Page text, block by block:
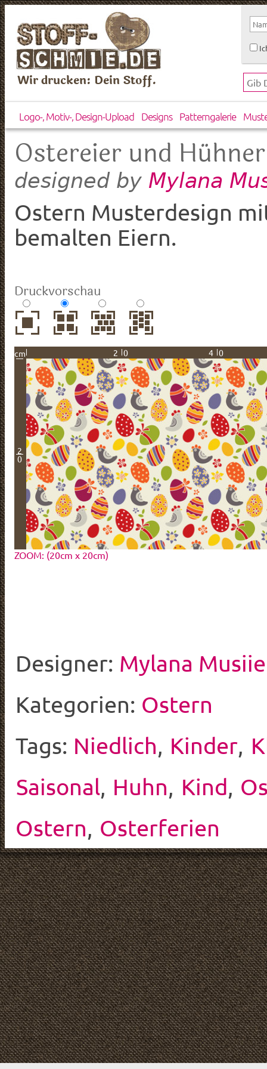
Wir drucken: Dein Stoff.
Logo-, Motiv-, Design-Upload Designs Patterngalerie
Ostereier und Hühner
designed by Mylana
Ostern Musterdesign
bemalten Eiern.
Druckvorschau
cm 20 40
2
0
ZOOM: (20cm x 20cm)
Designer: Mylana
Kategorien: Ostern
Tags: Niedlich, Kinder,
Saisonal, Huhn, Kind,
Ostern, Osterferien